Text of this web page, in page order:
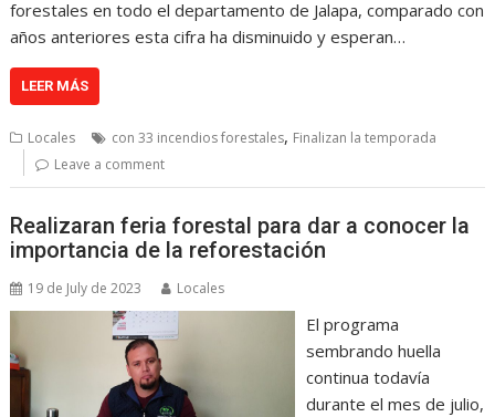
forestales en todo el departamento de Jalapa, comparado con
años anteriores esta cifra ha disminuido y esperan…
LEER MÁS
Locales con 33 incendios forestales, Finalizan la temporada
Leave a comment
Realizaran feria forestal para dar a conocer la
importancia de la reforestación
19 de July de 2023 Locales
El programa
sembrando huella
continua todavía
durante el mes de julio,